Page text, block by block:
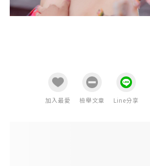
加入最愛 檢舉文章 Line分享